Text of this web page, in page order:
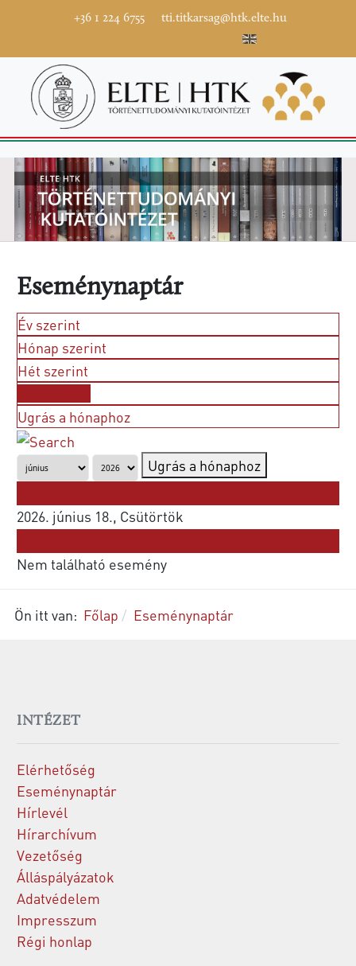
+36 1 224 6755 tti.titkarsag@htk.elte.hu
Eseménynaptár
Év szerint
Hónap szerint
Hét szerint
Ugrás a hónaphoz
Ugrás a hónaphoz
2026. június 18., Csütörtök
Nem található esemény
Ön itt van: Főlap Eseménynaptár
INTÉZET
Elérhetőség
Eseménynaptár
Hírlevél
Hírarchívum
Vezetőség
Álláspályázatok
Adatvédelem
Impresszum
Régi honlap